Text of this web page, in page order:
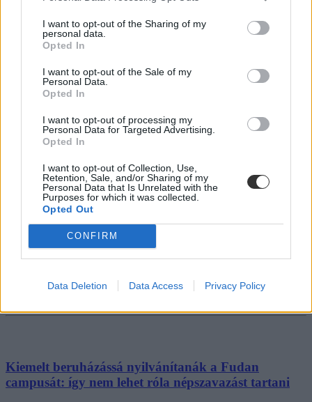
I want to opt-out of the Sharing of my
personal data.
Opted In
I want to opt-out of the Sale of my
Personal Data.
Opted In
I want to opt-out of processing my
Personal Data for Targeted Advertising.
Opted In
I want to opt-out of Collection, Use,
Retention, Sale, and/or Sharing of my
Personal Data that Is Unrelated with the
Purposes for which it was collected.
Opted Out
CONFIRM
Data Deletion Data Access Privacy Policy
Felsőoktatás
Csik Veronika
Konzultációt indít a főváros a Fudan Egyetem miatt
Karácsony Gergely főpolgármester és Baranyi Krisztina,
Ferencváros polgármestere Palkovics László innovációs és
technológiai miniszterrel tárgyalt.
Felsőoktatás
Csik Veronika
Karácsony Gergely: "Nem adjuk a Diákváros
egyetlen négyzetcentiméterét sem"
Felsőoktatás
Kiemelt beruházássá nyilvánítanák a Fudan
campusát: így nem lehet róla népszavazást tartani